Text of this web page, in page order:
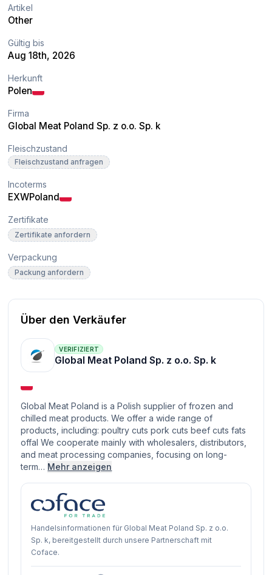
Artikel
Other
Gültig bis
Aug 18th, 2026
Herkunft
Polen
Firma
Global Meat Poland Sp. z o.o. Sp. k
Fleischzustand
Fleischzustand anfragen
Incoterms
EXWPoland
Zertifikate
Zertifikate anfordern
Verpackung
Packung anfordern
Über den Verkäufer
VERIFIZIERT
Global Meat Poland Sp. z o.o. Sp. k
Global Meat Poland is a Polish supplier of frozen and
chilled meat products. We offer a wide range of
products, including: poultry cuts pork cuts beef cuts fats
offal We cooperate mainly with wholesalers, distributors,
and meat processing companies, focusing on long-
term… Mehr anzeigen
Handelsinformationen für Global Meat Poland Sp. z o.o.
Sp. k, bereitgestellt durch unsere Partnerschaft mit
Coface.